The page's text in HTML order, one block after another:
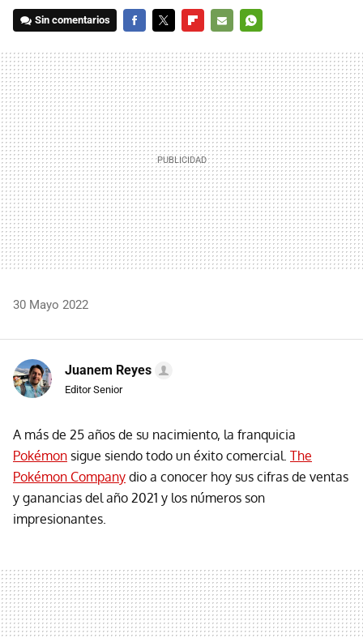
Sin comentarios
MAIL
30 Mayo 2022
Juanem Reyes
Editor Senior
A más de 25 años de su nacimiento, la franquicia
Pokémon sigue siendo todo un éxito comercial. The
Pokémon Company dio a conocer hoy sus cifras de ventas
y ganancias del año 2021 y los números son
impresionantes.